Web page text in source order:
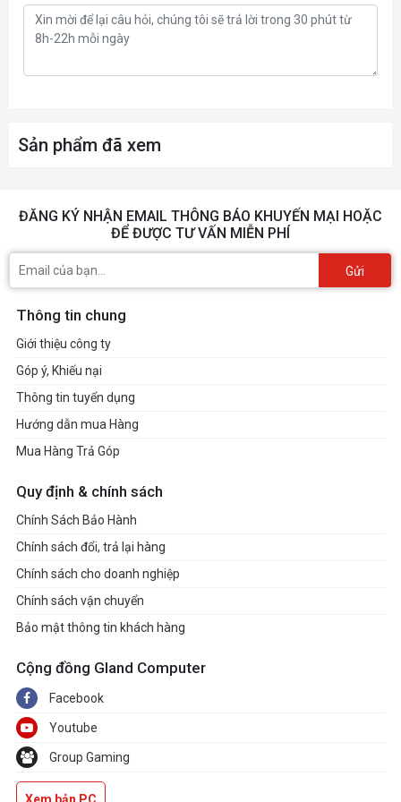
Etched modular cableswith a pliable
premium material ensure effortless cable
components for industry-leading power
efficiency.
Sản phẩm đã xem
ĐĂNG KÝ NHẬN EMAIL THÔNG BÁO KHUYẾN MẠI HOẶC
ĐỂ ĐƯỢC TƯ VẤN MIỄN PHÍ
Gửi
Thông tin chung
Giới thiệu công ty
Góp ý, Khiếu nại
Thông tin tuyển dụng
Hướng dẫn mua Hàng
Mua Hàng Trả Góp
Quy định & chính sách
Chính Sách Bảo Hành
Chính sách đổi, trả lại hàng
Chính sách cho doanh nghiệp
Chính sách vận chuyển
Bảo mật thông tin khách hàng
Cộng đồng Gland Computer
Facebook
Youtube
Group Gaming